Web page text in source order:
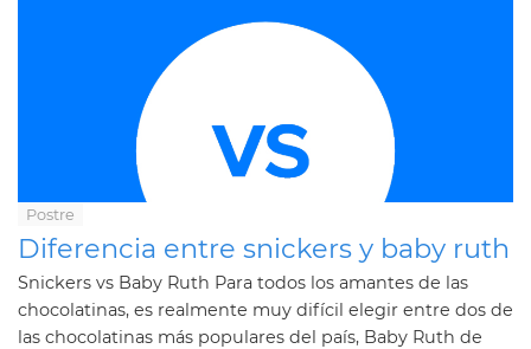
Postre
Diferencia entre snickers y baby ruth
Snickers vs Baby Ruth Para todos los amantes de las
chocolatinas, es realmente muy difícil elegir entre dos de
las chocolatinas más populares del país, Baby Ruth de